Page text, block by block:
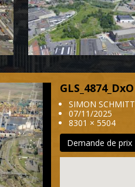
NextGLS_4874_DxO
SIMON SCHMITT
07/11/2025
8301 × 5504
Demande de prix